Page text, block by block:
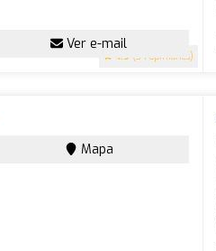
4.9 (34 opiniones)
Ver e-mail
Mapa